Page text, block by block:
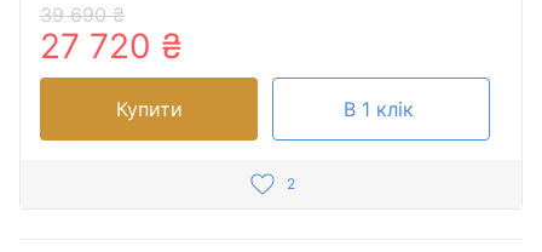
39 690 ₴
27 720 ₴
Купити В 1 клік
2